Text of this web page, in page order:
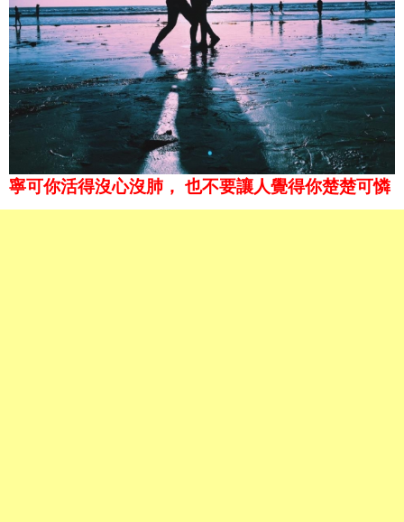
寧可你活得沒心沒肺， 也不要讓人覺得你楚楚可憐